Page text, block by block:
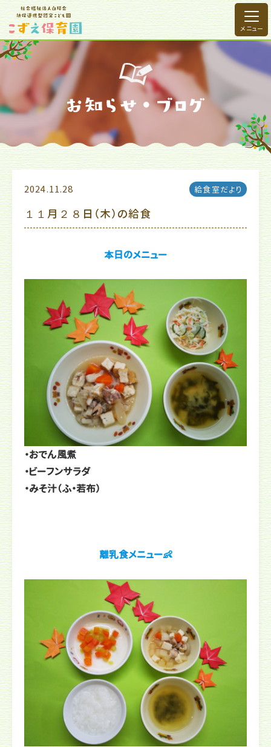
2024.11.28 給食室だより
１１月２８日（木）の給食
本日のメニュー
・おでん風煮
・ビーフンサラダ
・みそ汁（ふ・若布）
離乳食メニュー👶